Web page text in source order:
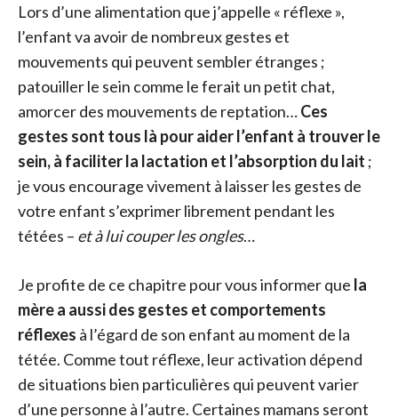
Lors d’une alimentation que j’appelle « réflexe »,
l’enfant va avoir de nombreux gestes et
mouvements qui peuvent sembler étranges ;
patouiller le sein comme le ferait un petit chat,
amorcer des mouvements de reptation…Ces
gestes sont tous là pour aider l’enfant à trouver le
sein, à faciliter la lactation et l’absorption du lait ;
je vous encourage vivement à laisser les gestes de
votre enfant s’exprimer librement pendant les
tétées – et à lui couper les ongles…
Je profite de ce chapitre pour vous informer que la
mère a aussi des gestes et comportements
réflexes à l’égard de son enfant au moment de la
tétée. Comme tout réflexe, leur activation dépend
de situations bien particulières qui peuvent varier
d’une personne à l’autre. Certaines mamans seront